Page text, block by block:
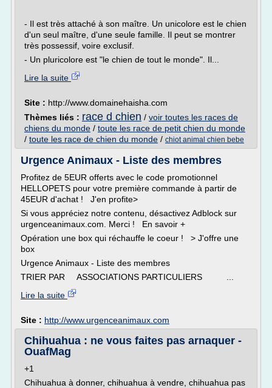
- Il est très attaché à son maître. Un unicolore est le chien
d'un seul maître, d'une seule famille. Il peut se montrer
très possessif, voire exclusif.
- Un pluricolore est "le chien de tout le monde". Il...
Lire la suite
Site : http://www.domainehaisha.com
Thèmes liés : race d chien / voir toutes les races de
chiens du monde / toute les race de petit chien du monde
/ toute les race de chien du monde / chiot animal chien bebe
Urgence Animaux - Liste des membres
Profitez de 5EUR offerts avec le code promotionnel
HELLOPETS pour votre première commande à partir de
45EUR d'achat ! J'en profite>
Si vous appréciez notre contenu, désactivez Adblock sur
urgenceanimaux.com. Merci ! En savoir +
Opération une box qui réchauffe le coeur ! > J'offre une
box
Urgence Animaux - Liste des membres
TRIER PAR ASSOCIATIONS PARTICULIERS ...
Lire la suite
Site : http://www.urgenceanimaux.com
Chihuahua : ne vous faites pas arnaquer -
OuafMag
+1
Chihuahua à donner, chihuahua à vendre, chihuahua pas